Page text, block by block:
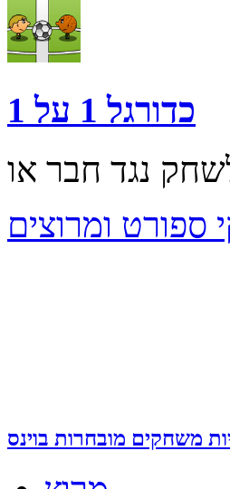
כדורגל 1 על 1
ספורט ומרוצים
משחקים מובחרות בוינס